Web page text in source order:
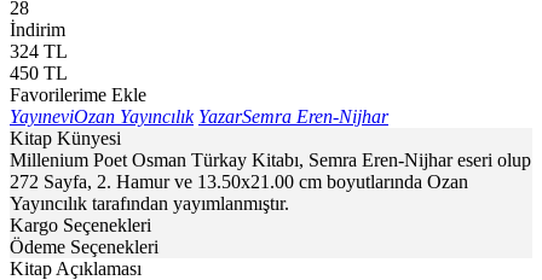
28
İndirim
324 TL
450 TL
Favorilerime Ekle
YayıneviOzan Yayıncılık YazarSemra Eren-Nijhar
Kitap Künyesi
Millenium Poet Osman Türkay Kitabı, Semra Eren-Nijhar eseri olup
272 Sayfa, 2. Hamur ve 13.50x21.00 cm boyutlarında Ozan
Yayıncılık tarafından yayımlanmıştır.
Kargo Seçenekleri
Ödeme Seçenekleri
Kitap Açıklaması